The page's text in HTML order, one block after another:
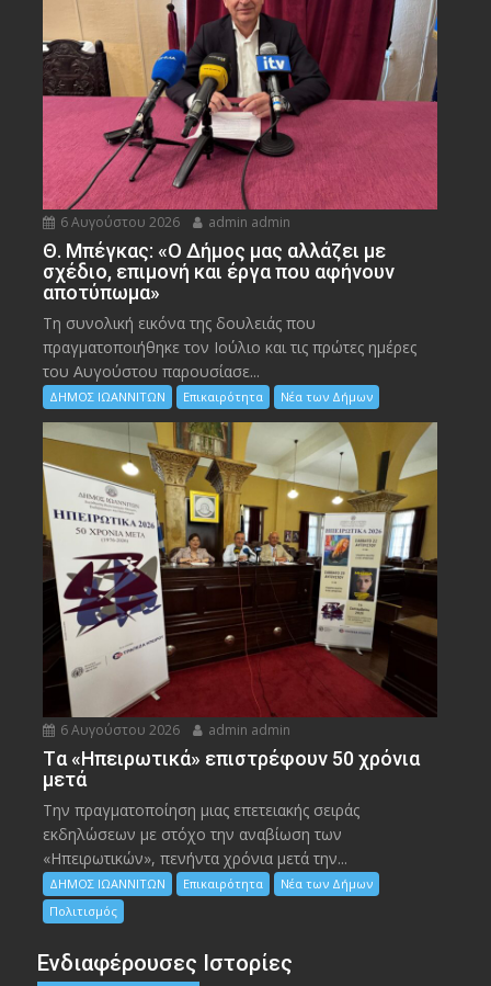
6 Αυγούστου 2026 admin admin
Θ. Μπέγκας: «Ο Δήμος μας αλλάζει με
σχέδιο, επιμονή και έργα που αφήνουν
αποτύπωμα»
Τη συνολική εικόνα της δουλειάς που
πραγματοποιήθηκε τον Ιούλιο και τις πρώτες ημέρες
του Αυγούστου παρουσίασε...
ΔΗΜΟΣ ΙΩΑΝΝΙΤΩΝ Επικαιρότητα Νέα των Δήμων
6 Αυγούστου 2026 admin admin
Tα «Ηπειρωτικά» επιστρέφουν 50 χρόνια
μετά
Την πραγματοποίηση μιας επετειακής σειράς
εκδηλώσεων με στόχο την αναβίωση των
«Ηπειρωτικών», πενήντα χρόνια μετά την...
ΔΗΜΟΣ ΙΩΑΝΝΙΤΩΝ Επικαιρότητα
Νέα των Δήμων
Πολιτισμός
Ενδιαφέρουσες Ιστορίες